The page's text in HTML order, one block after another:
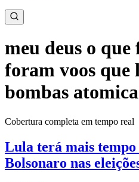
meu deus o que
foram voos que
bombas
Cobertura completa em tempo real
Lula terá mais
Bolsonaro nas